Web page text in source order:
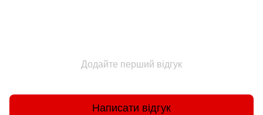
Додайте перший відгук
Написати відгук